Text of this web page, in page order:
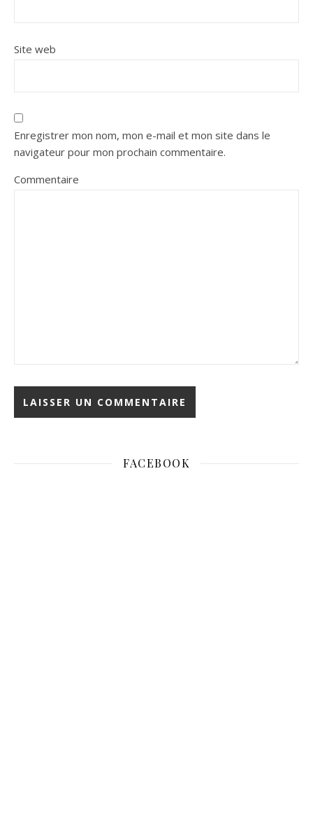
Site web
Enregistrer mon nom, mon e-mail et mon site dans le
navigateur pour mon prochain commentaire.
Commentaire
FACEBOOK